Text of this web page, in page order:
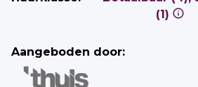
(1)
Aangeboden door: